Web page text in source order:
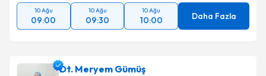
10 Ağu
09:00
10 Ağu
09:30
10 Ağu
10:00 Daha Fazla
Dt. Meryem Gümüş